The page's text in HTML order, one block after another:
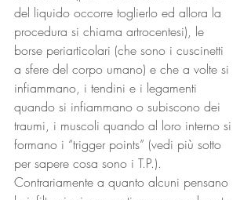
del liquido occorre toglierlo ed allora la
procedura si chiama artrocentesi), le
borse periarticolari (che sono i cuscinetti
a sfere del corpo umano) e che a volte si
infiammano, i tendini e i legamenti
quando si infiammano o subiscono dei
traumi, i muscoli quando al loro interno si
formano i “trigger points” (vedi più sotto
per sapere cosa sono i T.P.).
Contrariamente a quanto alcuni pensano